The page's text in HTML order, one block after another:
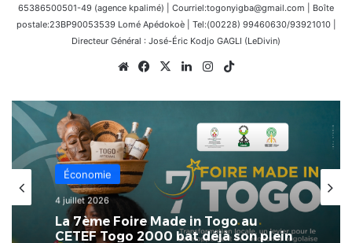
65386500501-49 (agence kpalimé) | Courriel:togonyigba@gmail.com | Boîte
postale:23BP90053539 Lomé Apédokoè | Tel:(00228) 99460630/93921010 |
Directeur Général : José-Éric Kodjo GAGLI (LeDivin)
WebsiteFacebook
X LinkedinInstagram
Économie
4 juillet 2026
La 7ème Foire Made in Togo au
CETEF Togo 2000 bat déjà son plein